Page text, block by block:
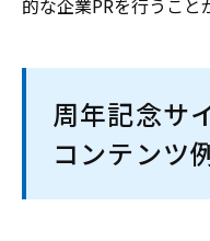
的な企業PRを行うこと
周年記念サ
コンテンツ